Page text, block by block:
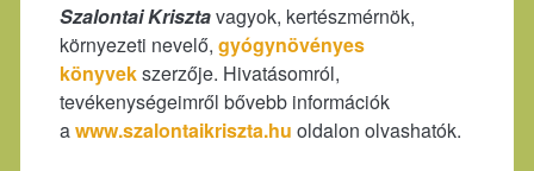
Szalontai Krisztavagyok, kertészmérnök,
környezeti nevelő, gyógynövényes
könyvekszerzője. Hivatásomról,
tevékenységeimről bővebb információk
awww.szalontaikriszta.hu oldalon olvashatók.